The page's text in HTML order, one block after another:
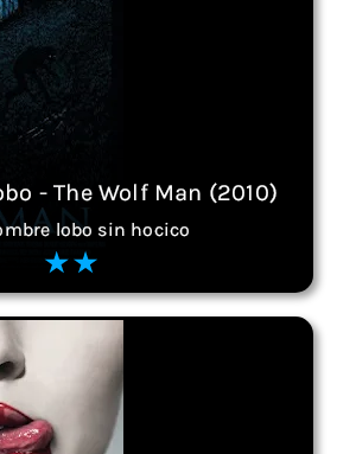
- The Wolf Man (2010)
lobo sin hocico